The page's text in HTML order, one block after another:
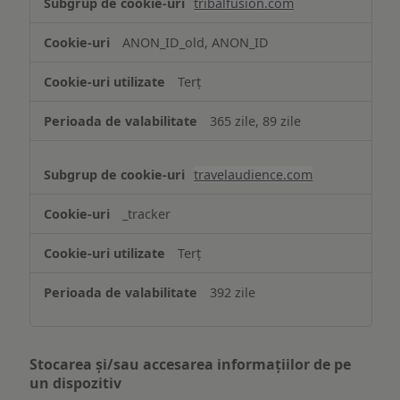
ANON_ID_old, ANON_ID
Terț
365 zile, 89 zile
travelaudience.com
_tracker
Terț
392 zile
Stocarea și/sau accesarea informațiilor de pe
un dispozitiv